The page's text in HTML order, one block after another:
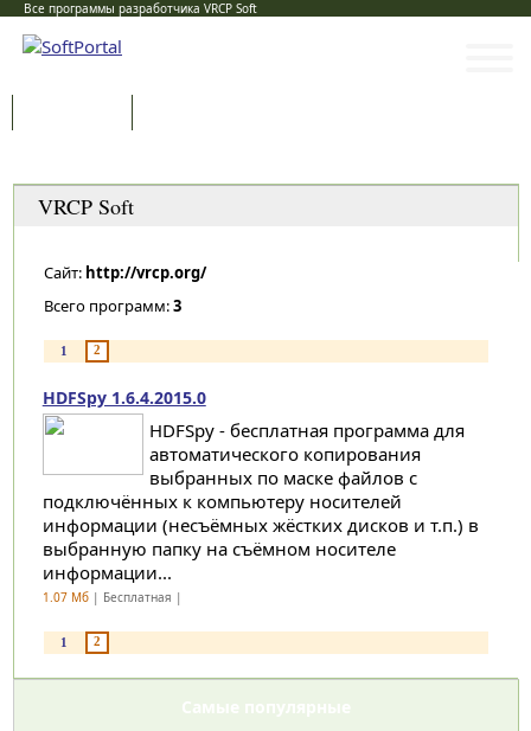
Все программы разработчика VRCP Soft
VRCP Soft
Сайт: http://vrcp.org/
Всего программ:3
1 2
HDFSpy 1.6.4.2015.0
HDFSpy - бесплатная программа для
автоматического копирования
выбранных по маске файлов с
подключённых к компьютеру носителей
информации (несъёмных жёстких дисков и т.п.) в
выбранную папку на съёмном носителе
информации...
1.07 Мб| Бесплатная |
1 2
Самые популярные